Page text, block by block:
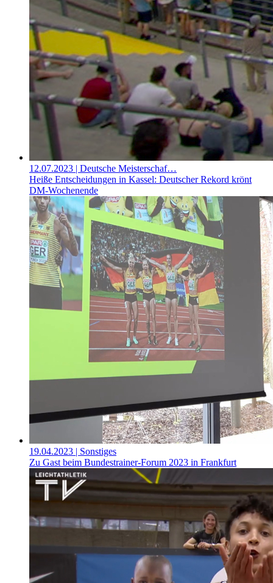
12.07.2023 | Deutsche Meisterschaf…
Heiße Entscheidungen in Kassel: Deutscher Rekord krönt
DM-Wochenende
19.04.2023 | Sonstiges
Zu Gast beim Bundestrainer-Forum 2023 in Frankfurt